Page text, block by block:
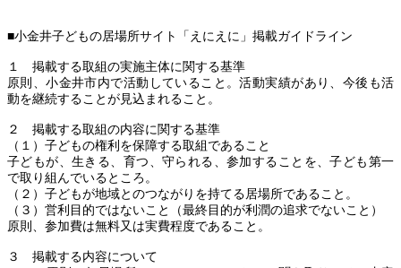
■小金井子どもの居場所サイト「えにえに」掲載ガイドライン
１ 掲載する取組の実施主体に関する基準
原則、小金井市内で活動していること。活動実績があり、今後も活
動を継続することが見込まれること。
２ 掲載する取組の内容に関する基準
（１）子どもの権利を保障する取組であること
子どもが、生きる、育つ、守られる、参加することを、子ども第一
で取り組んでいるところ。
（２）子どもが地域とのつながりを持てる居場所であること。
（３）営利目的ではないこと（最終目的が利潤の追求でないこと）
原則、参加費は無料又は実費程度であること。
３ 掲載する内容について